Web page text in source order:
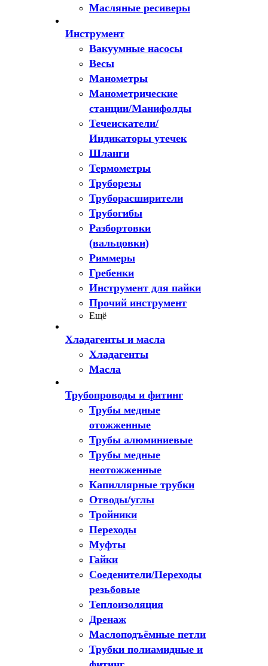
Масляные ресиверы
Инструмент
Вакуумные насосы
Весы
Манометры
Манометрические
станции/Манифолды
Течеискатели/
Индикаторы утечек
Шланги
Термометры
Труборезы
Труборасширители
Трубогибы
Разбортовки
(вальцовки)
Риммеры
Гребенки
Инструмент для пайки
Прочий инструмент
Ещё
Хладагенты и масла
Хладагенты
Масла
Трубопроводы и фитинг
Трубы медные
отожженные
Трубы алюминиевые
Трубы медные
неотожженные
Капиллярные трубки
Отводы/углы
Тройники
Переходы
Муфты
Гайки
Соеденители/Переходы
резьбовые
Теплоизоляция
Дренаж
Маслоподъёмные петли
Трубки полиамидные и